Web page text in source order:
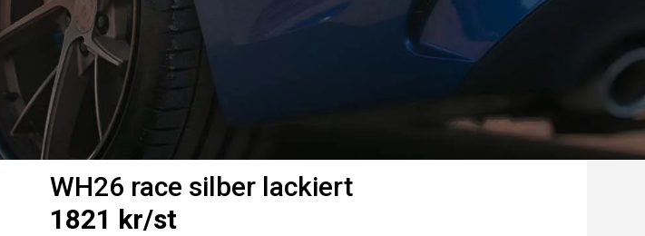
WH26 race silber lackiert
1821 kr/st